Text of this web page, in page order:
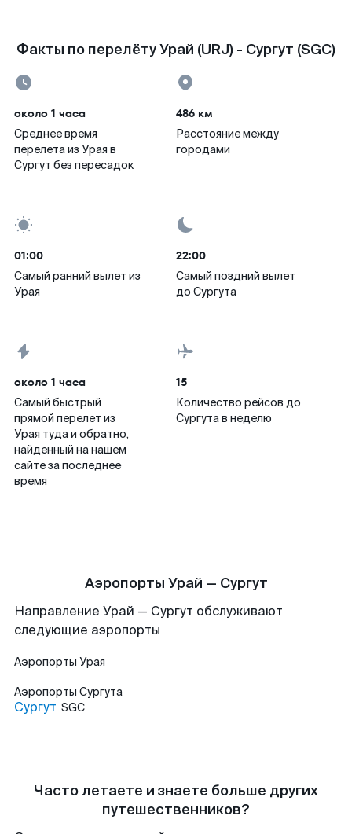
Факты по перелёту Урай (URJ) - Сургут (SGC)
около 1 часа
Среднее время
перелета из Урая в
Сургут без пересадок
486 км
Расстояние между
городами
01:00
Самый ранний вылет из
Урая
22:00
Самый поздний вылет
до Сургута
около 1 часа
Самый быстрый
прямой перелет из
Урая туда и обратно,
найденный на нашем
сайте за последнее
время
15
Количество рейсов до
Сургута в неделю
Аэропорты Урай — Сургут
Направление Урай — Сургут обслуживают
следующие аэропорты
Аэропорты Урая
Аэропорты Сургута
Сургут SGC
Часто летаете и знаете больше других
путешественников?